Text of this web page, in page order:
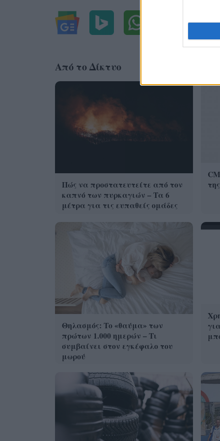
Από το Δίκτυο
Πώς να προστατευτείτε από τον
καπνό των πυρκαγιών – Τα 6
μέτρα για τις ευπαθείς ομάδες
Θηλασμός: Το «θαύμα» των
πρώτων 1.000 ημερών – Τι
συμβαίνει στον εγκέφαλο του
μωρού